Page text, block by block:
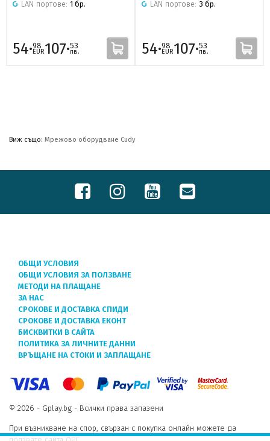
LAN портове: 1 бр.
54·98
EUR107·53
лв.
LAN портове: 3 бр.
54·98
EUR107·53
лв.
Виж също: Мрежово оборудване Cudy
ОБЩИ УСЛОВИЯ
ОБЩИ УСЛОВИЯ ЗА ПОЛЗВАНЕ
МЕТОДИ НА ПЛАЩАНЕ
ЗА НАС
СРОКОВЕ И ДОСТАВКА СПИДИ
СРОКОВЕ И ДОСТАВКА ЕКОНТ
БИСКВИТКИ В САЙТА
ПОЛИТИКА ЗА ЛИЧНИТЕ ДАННИ
ВРЪЩАНЕ НА СТОКИ И ЗАПЛАЩАНЕ
© 2026 - Gplay.bg - Всички права запазени
При възникване на спор, свързан с покупка онлайн можете да